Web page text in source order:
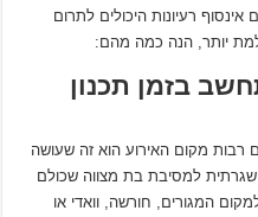
רעיונות היכולים לתרום
יותר, הנה כמה מהם:
בזמן תכנון
מקום האירוע הוא זה שעושה
למסיבת בת מצווה שכולם
המגורים, חורשה, וואדי או